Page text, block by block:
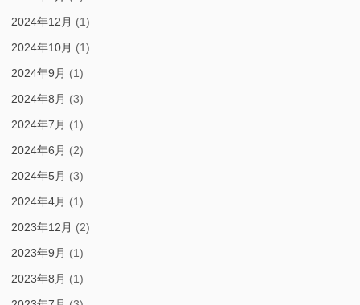
2024年12月 (1)
2024年10月 (1)
2024年9月 (1)
2024年8月 (3)
2024年7月 (1)
2024年6月 (2)
2024年5月 (3)
2024年4月 (1)
2023年12月 (2)
2023年9月 (1)
2023年8月 (1)